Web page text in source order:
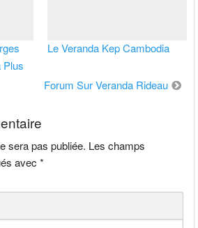
Le Veranda Kep Cambodia
Plus
Forum Sur Veranda Rideau
sera pas publiée. Les champs
avec*